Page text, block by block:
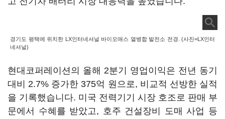
경기도 평택에 위치한 LX인터네셔널 바이오매스 열병합 발전소 전경. (사진=LX인터
네셔널)
현대코퍼레이션의 올해 2분기 영업이익은 전년 동기
대비 2.7% 증가한 375억 원으로, 비교적 선방한 실적
을 기록했습니다. 미국 전력기기 시장 호조로 판매 부
문에서 수혜를 받았고, 호주 건설장비 도매 사업 등